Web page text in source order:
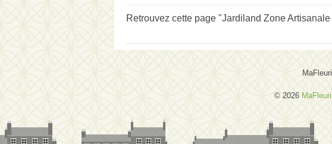
Retrouvez cette page "Jardiland Zone
© 2026